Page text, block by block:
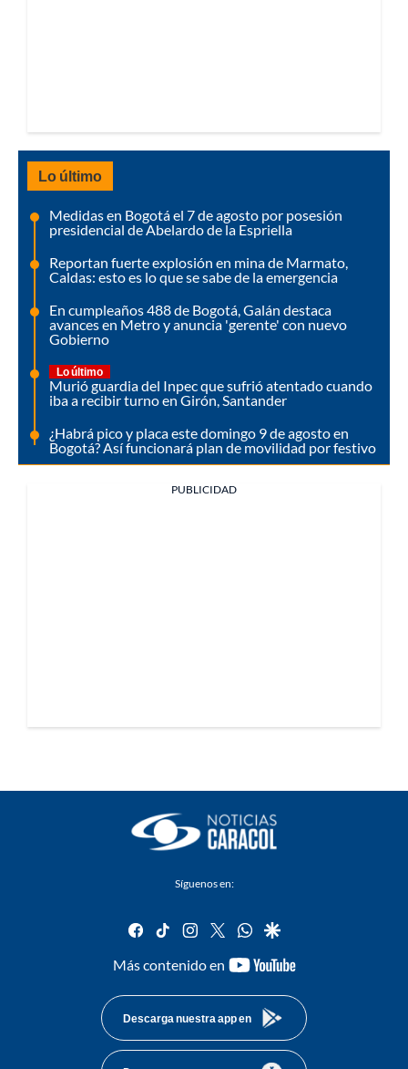
Lo último
Medidas en Bogotá el 7 de agosto por posesión
presidencial de Abelardo de la Espriella
Reportan fuerte explosión en mina de Marmato,
Caldas: esto es lo que se sabe de la emergencia
En cumpleaños 488 de Bogotá, Galán destaca
avances en Metro y anuncia 'gerente' con nuevo
Gobierno
Lo último
Murió guardia del Inpec que sufrió atentado cuando
iba a recibir turno en Girón, Santander
¿Habrá pico y placa este domingo 9 de agosto en
Bogotá? Así funcionará plan de movilidad por festivo
PUBLICIDAD
Síguenos en:
facebook
tiktok instagram
twitterwhatsapp
google
Más contenido en
youtube-
Descarga nuestra app en